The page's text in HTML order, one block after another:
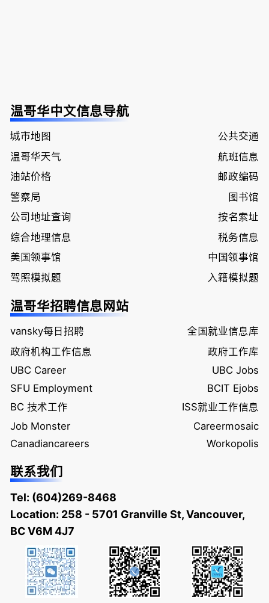
温哥华中文信息导航
城市地图
公共交通
温哥华天气
航班信息
油站价格
邮政编码
警察局
图书馆
公司地址查询
按名索址
综合地理信息
税务信息
美国领事馆
中国领事馆
驾照模拟题
入籍模拟题
温哥华招聘信息网站
vansky每日招聘
全国就业信息库
政府机构工作信息
政府工作库
UBC Career
UBC Jobs
SFU Employment
BCIT Ejobs
BC 技术工作
ISS就业工作信息
Job Monster
Careermosaic
Canadiancareers
Workopolis
联系我们
Tel: (604)269-8468
Location: 258 - 5701 Granville St, Vancouver,
BC V6M 4J7